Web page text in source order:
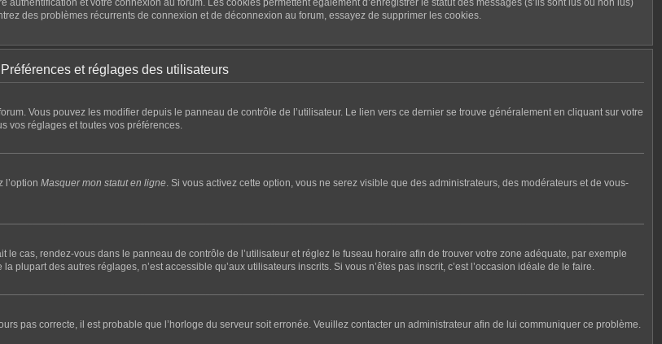
et votre connexion au forum. Les cookies permettent également d’enregistrer le statut des messages (s’ils sont lus ou non lus)
des problèmes récurrents de connexion et de déconnexion au forum, essayez de supprimer les cookies.
Préférences et réglages des utilisateurs
Vous pouvez les modifier depuis le panneau de contrôle de l’utilisateur. Le lien vers ce dernier se trouve généralement en cliquant sur votre
vos réglages et toutes vos préférences.
l’option Masquer mon statut en ligne. Si vous activez cette option, vous ne serez visible que des administrateurs, des modérateurs et de vous-
le cas, rendez-vous dans le panneau de contrôle de l’utilisateur et réglez le fuseau horaire afin de trouver votre zone adéquate, par exemple
des autres réglages, n’est accessible qu’aux utilisateurs inscrits. Si vous n’êtes pas inscrit, c’est l’occasion idéale de le faire.
pas correcte, il est probable que l’horloge du serveur soit erronée. Veuillez contacter un administrateur afin de lui communiquer ce problème.